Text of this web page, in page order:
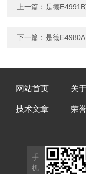
上一篇：是德
下一篇：是德
网站首页 关
技术文章 荣
手
机